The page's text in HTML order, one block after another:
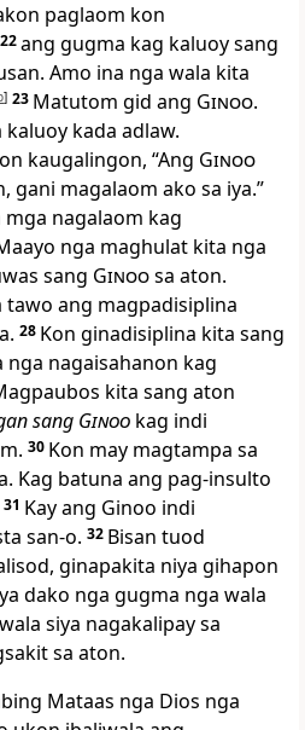
paglaom kon
22ang gugma kag kaluoy sang
Amo ina nga wala kita
] 23 Matutom gid ang Ginoo.
kada adlaw.
kaugalingon, “Ang Ginoo
gani magalaom ako sa iya.”
mga nagalaom kag
nga maghulat kita nga
sang Ginoosa aton.
tawo ang magpadisiplina
28 Kon ginadisiplina kita sang
nagaisahanon kag
kita sang aton
sang Ginoo kag indi
30 Kon may magtampa sa
Kag batuna ang pag-insulto
31 Kay ang Ginoo indi
san-o. 32 Bisan tuod
ginapakita niya gihapon
dako nga gugma nga wala
siya nagakalipay sa
sa aton.
Mataas nga Dios nga